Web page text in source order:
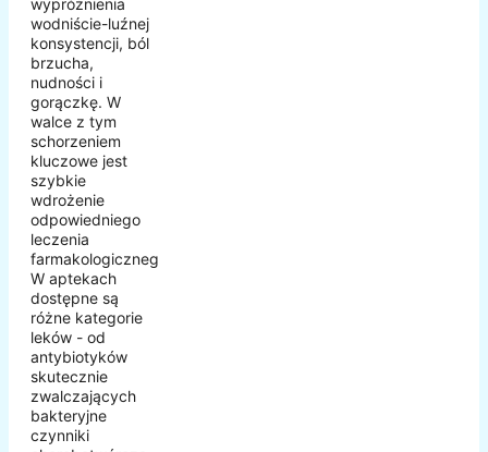
wodniście-luźnej
konsystencji, ból
brzucha,
nudności i
gorączkę. W
walce z tym
schorzeniem
kluczowe jest
szybkie
wdrożenie
odpowiedniego
leczenia
farmakologicznego.
W aptekach
dostępne są
różne kategorie
leków - od
antybiotyków
skutecznie
zwalczających
bakteryjne
czynniki